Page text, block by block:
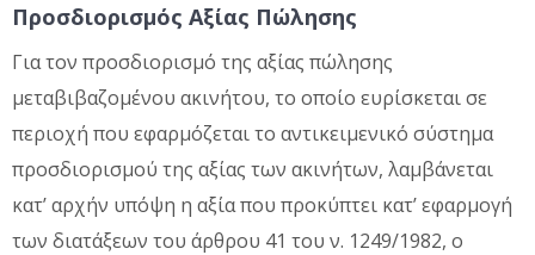
Προσδιορισμός Αξίας Πώλησης
Για τον προσδιορισμό της αξίας πώλησης
μεταβιβαζομένου ακινήτου, το οποίο ευρίσκεται σε
περιοχή που εφαρμόζεται το αντικειμενικό σύστημα
προσδιορισμού της αξίας των ακινήτων, λαμβάνεται
κατ’ αρχήν υπόψη η αξία που προκύπτει κατ’ εφαρμογή
των διατάξεων του άρθρου 41 του ν. 1249/1982, ο